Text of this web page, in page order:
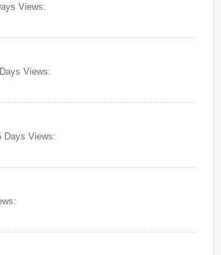
Views:
Views:
Days Views: